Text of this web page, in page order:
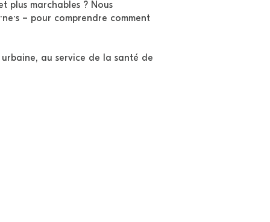
plus marchables ? Nous
– pour comprendre comment
au service de la santé de